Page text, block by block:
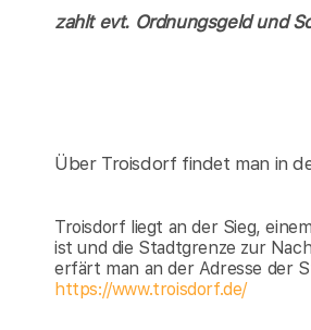
zahlt evt. Ordnungsgeld und
Über Troisdorf findet man in
Troisdorf liegt an der Sieg,
ist und die Stadtgrenze zur
erfärt man an der Adresse der
https://www.troisdorf.de/